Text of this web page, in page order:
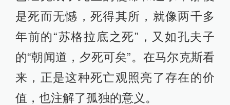
是死而无憾，死得其所，就像两千多
年前的“苏格拉底之死”，又如孔夫子
的“朝闻道，夕死可矣”。在马尔克斯看
来，正是这种死亡观照亮了存在的价
值，也注解了孤独的意义。